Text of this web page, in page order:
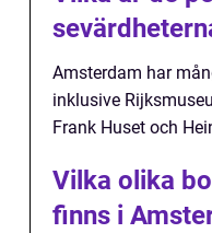
Amsterdam har
inklusive
Frank Huset och
Vilka olika
finns i